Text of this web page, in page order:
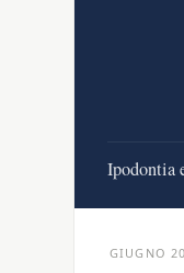
Ipodontia
GIUGNO